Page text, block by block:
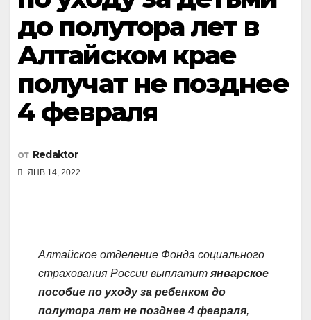
до полутора лет в
Алтайском крае
получат не позднее
4 февраля
от Redaktor
ЯНВ 14, 2022
Алтайское отделение Фонда социального
страхования России выплатит январское
пособие по уходу за ребенком до
полутора лет не позднее 4 февраля,